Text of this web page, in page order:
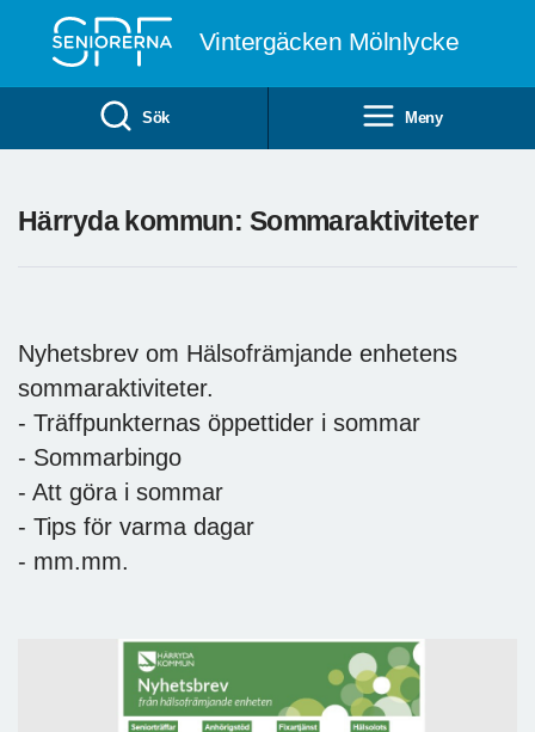
Vintergäcken Mölnlycke
Sök Meny
Härryda kommun: Sommaraktiviteter
Nyhetsbrev om Hälsofrämjande enhetens
sommaraktiviteter.
- Träffpunkternas öppettider i sommar
- Sommarbingo
- Att göra i sommar
- Tips för varma dagar
- mm.mm.